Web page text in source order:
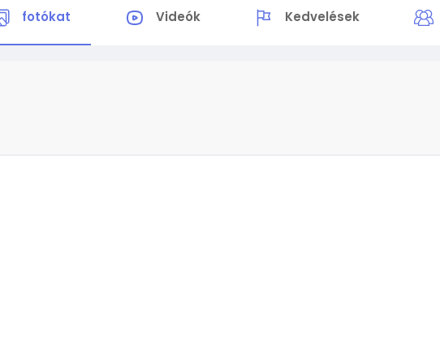
fotókat Videók Kedvelések